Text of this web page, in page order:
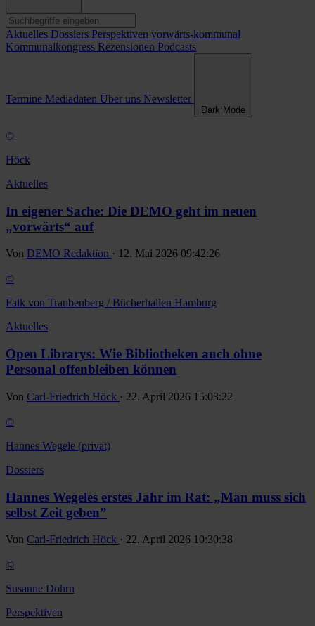
Aktuelles Dossiers Perspektiven vorwärts-kommunal
Kommunalkongress Rezensionen Podcasts
Termine Mediadaten Über uns Newsletter
Dark Mode
©
Höck
Aktuelles
In eigener Sache: Die DEMO geht im neuen
„vorwärts“ auf
Von DEMO Redaktion · 12. Mai 2026 09:42:26
©
Falk von Traubenberg / Bücherhallen Hamburg
Aktuelles
Open Librarys: Wie Bibliotheken auch ohne
Personal offenbleiben können
Von Carl-Friedrich Höck · 22. April 2026 15:03:22
©
Hannes Wegele (privat)
Dossiers
Hannes Wegeles erstes Jahr im Rat: „Man muss sich
selbst Zeit geben”
Von Carl-Friedrich Höck · 22. April 2026 10:30:38
©
Susanne Dohrn
Perspektiven